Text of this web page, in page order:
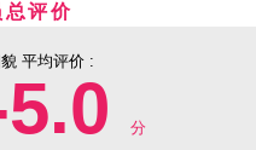
总评价
貌 平均评价 :
分